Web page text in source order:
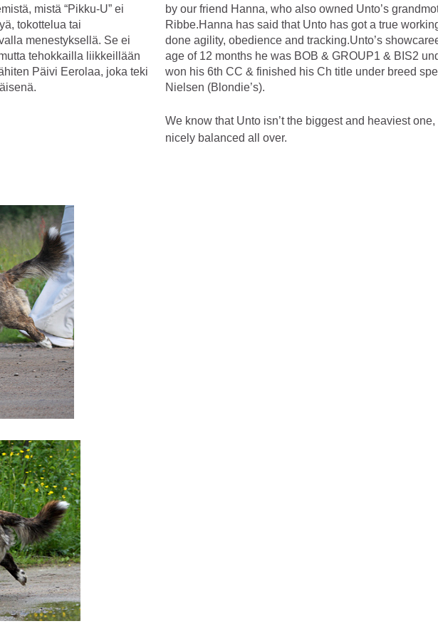
mistä “Pikku-U” ei
tokottelua tai
menestyksellä. Se ei
tehokkailla liikkeillään
Päivi Eerolaa, joka teki
by our friend Hanna, who also owned Unto’s
Ribbe.Hanna has said that Unto has got a true
done agility, obedience and tracking.Unto’s
age of 12 months he was BOB & GROUP1 & BIS2
won his 6th CC & finished his Ch title under breed
Nielsen (Blondie’s).
We know that Unto isn’t the biggest and heaviest
nicely balanced all over.